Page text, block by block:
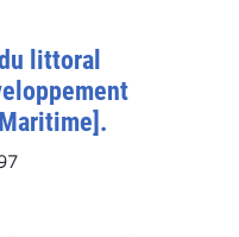
littoral